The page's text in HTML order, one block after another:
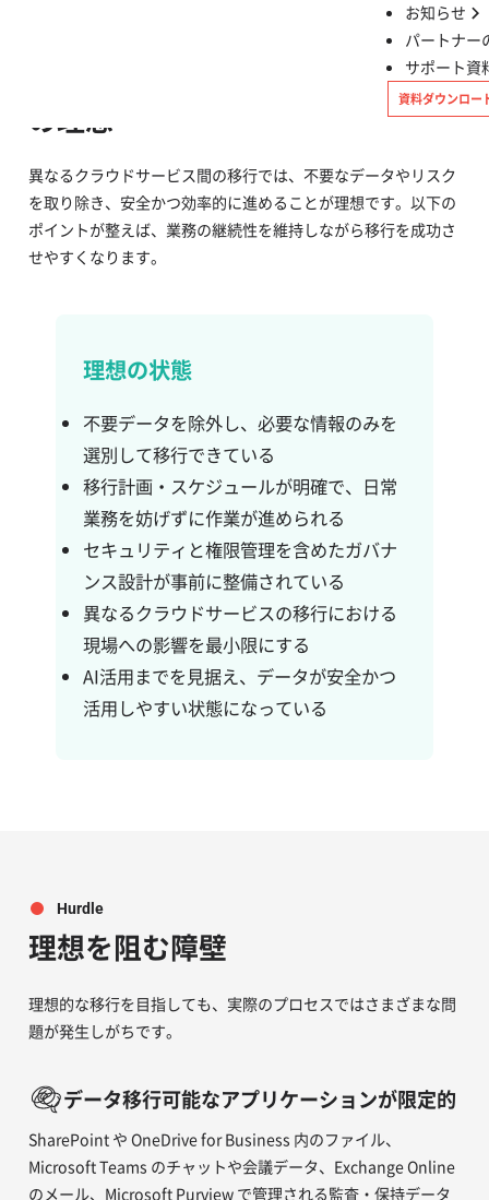
お知らせ
パートナー
サポート資
資料ダウンロー
Workspace の データ移行・統合
の理想
異なるクラウドサービス間の移行では、不要なデータやリスク
を取り除き、安全かつ効率的に進めることが理想です。以下の
ポイントが整えば、業務の継続性を維持しながら移行を成功さ
せやすくなります。
理想の状態
不要データを除外し、必要な情報のみを
選別して移行できている
移行計画・スケジュールが明確で、日常
業務を妨げずに作業が進められる
セキュリティと権限管理を含めたガバナ
ンス設計が事前に整備されている
異なるクラウドサービスの移行における
現場への影響を最小限にする
AI活用までを見据え、データが安全かつ
活用しやすい状態になっている
Hurdle
理想を阻む障壁
理想的な移行を目指しても、実際のプロセスではさまざまな問
題が発生しがちです。
データ移行可能なアプリケーションが限定的
SharePoint や OneDrive for Business 内のファイル、
Microsoft Teams のチャットや会議データ、Exchange Online
のメール、Microsoft Purview で管理される監査・保持データ